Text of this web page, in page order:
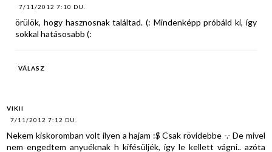
7/11/2012 7:10 DU.
örülök, hogy hasznosnak találtad. (: Mindenképp próbáld ki, így
sokkal hatásosabb (:
VÁLASZ
VIKII
7/11/2012 7:12 DU.
Nekem kiskoromban volt ilyen a hajam :$ Csak rövidebbe -.- De mivel
nem engedtem anyuéknak h kifésüljék, így le kellett vágni.. azóta